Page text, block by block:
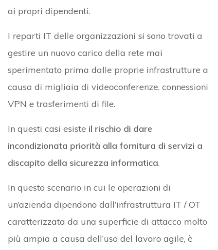
ai propri dipendenti.
I reparti IT delle organizzazioni si sono trovati a
gestire un nuovo carico della rete mai
sperimentato prima dalle proprie infrastrutture a
causa di migliaia di videoconferenze, connessioni
VPN e trasferimenti di file.
In questi casi esiste il rischio di dare
incondizionata priorità alla fornitura di servizi a
discapito della sicurezza informatica.
In questo scenario in cui le operazioni di
un’azienda dipendono dall’infrastruttura IT / OT
caratterizzata da una superficie di attacco molto
più ampia a causa dell’uso del lavoro agile, è